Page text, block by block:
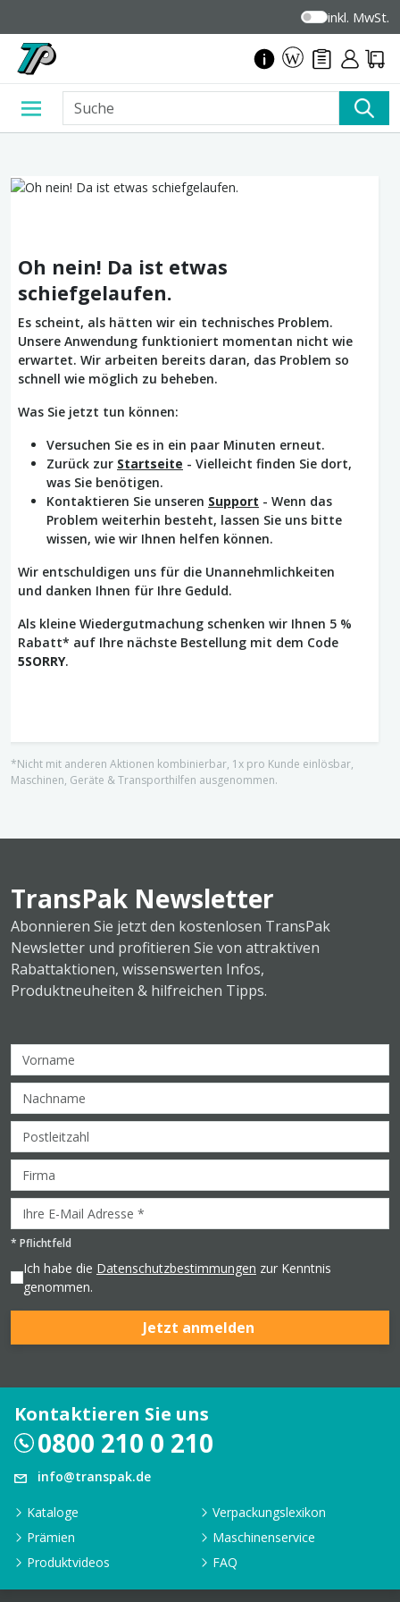
inkl. MwSt.
Oh nein! Da ist etwas
schiefgelaufen.
Es scheint, als hätten wir ein technisches Problem.
Unsere Anwendung funktioniert momentan nicht wie
erwartet. Wir arbeiten bereits daran, das Problem so
schnell wie möglich zu beheben.
Was Sie jetzt tun können:
Versuchen Sie es in ein paar Minuten erneut.
Zurück zur Startseite - Vielleicht finden Sie dort,
was Sie benötigen.
Kontaktieren Sie unseren Support - Wenn das
Problem weiterhin besteht, lassen Sie uns bitte
wissen, wie wir Ihnen helfen können.
Wir entschuldigen uns für die Unannehmlichkeiten
und danken Ihnen für Ihre Geduld.
Als kleine Wiedergutmachung schenken wir Ihnen 5 %
Rabatt* auf Ihre nächste Bestellung mit dem Code
5SORRY.
*Nicht mit anderen Aktionen kombinierbar, 1x pro Kunde einlösbar,
Maschinen, Geräte & Transporthilfen ausgenommen.
TransPak Newsletter
Abonnieren Sie jetzt den kostenlosen TransPak
Newsletter und profitieren Sie von attraktiven
Rabattaktionen, wissenswerten Infos,
Produktneuheiten & hilfreichen Tipps.
* Pflichtfeld
Ich habe die Datenschutzbestimmungen zur Kenntnis
genommen.
Jetzt anmelden
Kontaktieren Sie uns
0800 210 0 210
info@transpak.de
Kataloge
Verpackungslexikon
Prämien
Maschinenservice
Produktvideos
FAQ